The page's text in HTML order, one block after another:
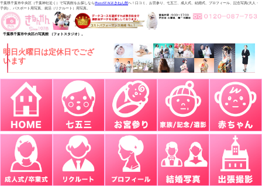
千葉県千葉市中央区（千葉神社近く）で写真館をお探しならPhotoSTAGEきねん館へ！口コミ、お宮参り、七五三、成人式、結婚式、プロフィール、記念写真(大人・
子供) 、パスポート用写真、就活（リクルート）用写真。
千葉県千葉市中央区の写真館 （フォトスタジオ）。
明日火曜日は定休日でござ
います